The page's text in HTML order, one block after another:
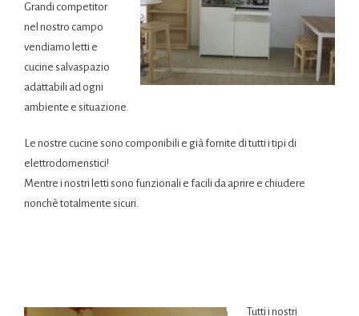
Grandi competitor
nel nostro campo
vendiamo letti e
cucine salvaspazio
adattabili ad ogni
ambiente e situazione.
Le nostre cucine sono componibili e già fornite di tutti i tipi di
elettrodomenstici!
Mentre i nostri letti sono funzionali e facili da aprire e chiudere
nonchè totalmente sicuri.
Tutti i nostri